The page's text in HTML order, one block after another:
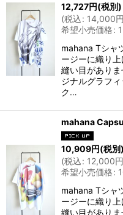
12,727円(税別)
(税込: 14,000円
希望小売価格:
mahana Tシャ
ージーに織り
縫い目があり
ジナルグラフ
ク…
mahana
10,909円(税別)
(税込: 12,000円
希望小売価格:
mahana Tシャ
ージーに織り
縫い目があり